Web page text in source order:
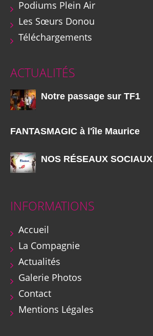
Podiums Plein Air
Les Sœurs Donou
Téléchargements
ACTUALITÉS
Notre passage sur TF1
FANTASMAGIC à l'île Maurice
NOS RÉSEAUX SOCIAUX
INFORMATIONS
Accueil
La Compagnie
Actualités
Galerie Photos
Contact
Mentions Légales